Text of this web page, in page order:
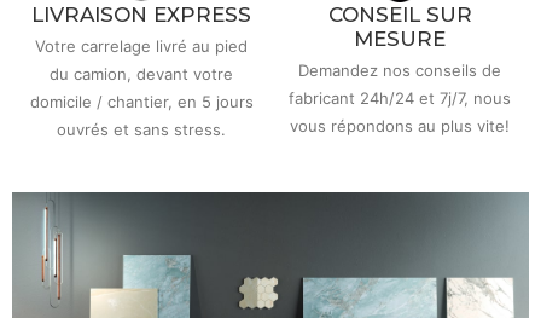
LIVRAISON EXPRESS
Votre carrelage livré au pied
du camion, devant votre
domicile / chantier, en 5 jours
ouvrés et sans stress.
CONSEIL SUR
MESURE
Demandez nos conseils de
fabricant 24h/24 et 7j/7, nous
vous répondons au plus vite!